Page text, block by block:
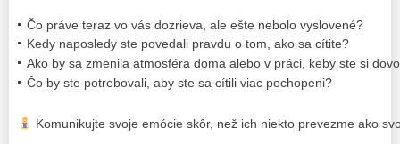
Čo práve teraz vo vás dozrieva, ale ešte nebolo vyslovené?
Kedy naposledy ste povedali pravdu o tom, ako sa cítite?
Ako by sa zmenila atmosféra doma alebo v práci, keby ste si
Čo by ste potrebovali, aby ste sa cítili viac pochopeni?
Komunikujte svoje emócie skôr, než ich niekto prevezme ako